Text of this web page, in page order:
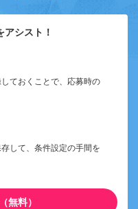
シスト！
ておくことで、応募時の
して、条件設定の手間を
無料）